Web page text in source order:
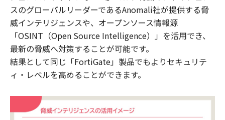
スのグローバルリーダーであるAnomali社が提供する脅
威インテリジェンスや、オープンソース情報源
「OSINT（Open Source Intelligence）」を活用でき、
最新の脅威へ対策することが可能です。
結果として同じ「FortiGate」製品でもよりセキュリテ
ィ・レベルを高めることができます。